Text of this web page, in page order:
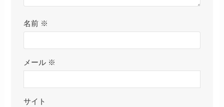
名前 ※
メール ※
サイト